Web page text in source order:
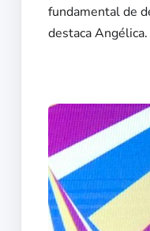
fundamental de
destaca Angélica.